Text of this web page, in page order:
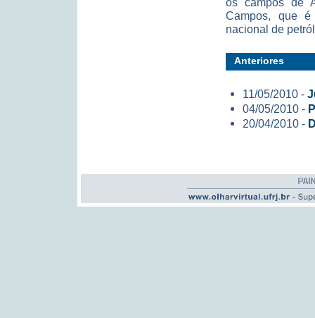
Campos, que é
nacional de
Anteriores
11/05/2010 -
04/05/2010 -
20/04/2010 -